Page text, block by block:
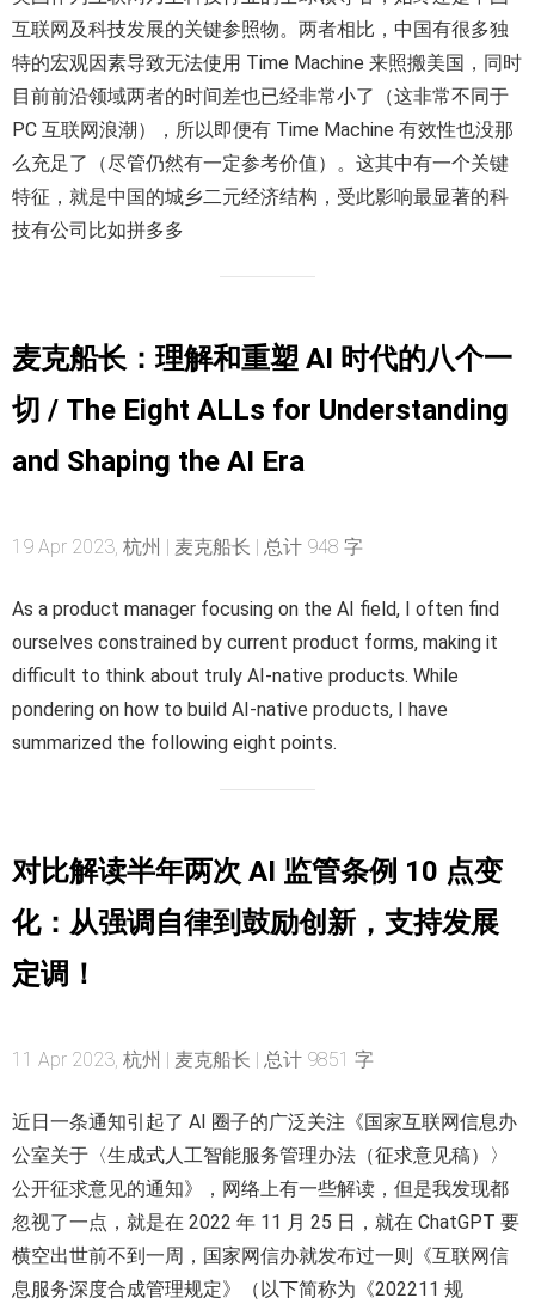
互联网及科技发展的关键参照物。两者相比，中国有很多独
特的宏观因素导致无法使用 Time Machine 来照搬美国，同时
目前前沿领域两者的时间差也已经非常小了（这非常不同于
PC 互联网浪潮），所以即便有 Time Machine 有效性也没那
么充足了（尽管仍然有一定参考价值）。这其中有一个关键
特征，就是中国的城乡二元经济结构，受此影响最显著的科
技有公司比如拼多多
麦克船长：理解和重塑 AI 时代的八个一
切 / The Eight ALLs for Understanding
and Shaping the AI Era
19 Apr 2023, 杭州 | 麦克船长 | 总计 948 字
As a product manager focusing on the AI field, I often find
ourselves constrained by current product forms, making it
difficult to think about truly AI-native products. While
pondering on how to build AI-native products, I have
summarized the following eight points.
对比解读半年两次 AI 监管条例 10 点变
化：从强调自律到鼓励创新，支持发展
定调！
11 Apr 2023, 杭州 | 麦克船长 | 总计 9851 字
近日一条通知引起了 AI 圈子的广泛关注《国家互联网信息办
公室关于〈生成式人工智能服务管理办法（征求意见稿）〉
公开征求意见的通知》，网络上有一些解读，但是我发现都
忽视了一点，就是在 2022 年 11 月 25 日，就在 ChatGPT 要
横空出世前不到一周，国家网信办就发布过一则《互联网信
息服务深度合成管理规定》（以下简称为《202211 规